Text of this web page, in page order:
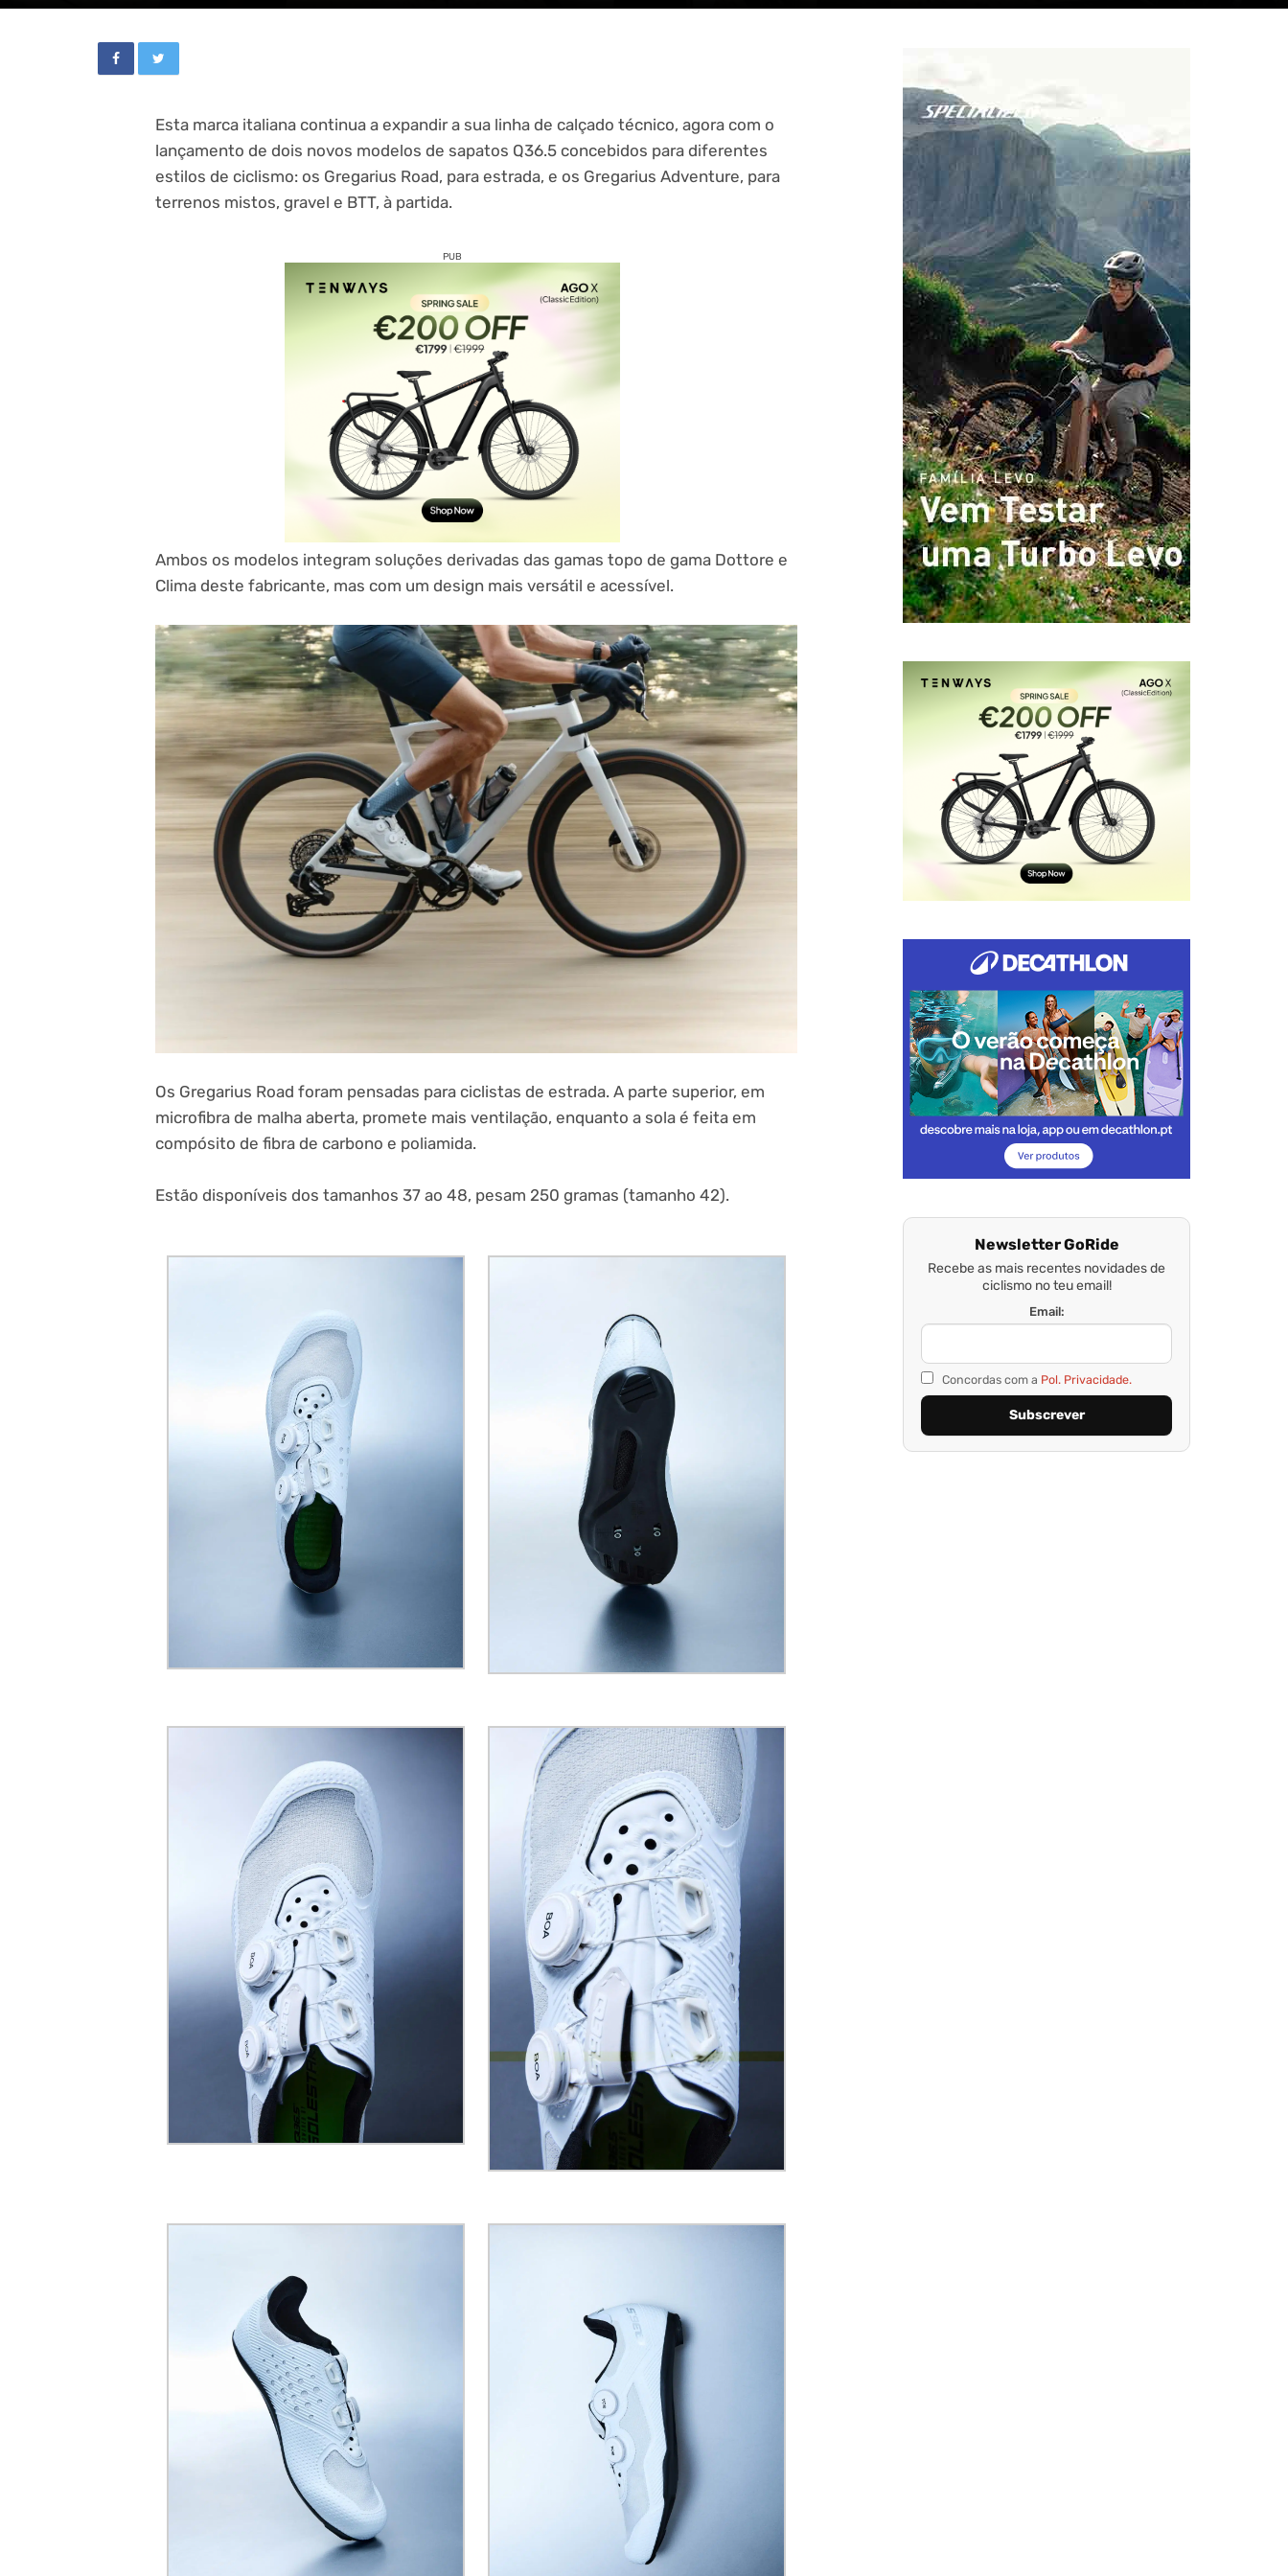
Esta marca italiana continua a expandir a sua linha de calçado técnico, agora com o
lançamento de dois novos modelos de sapatos Q36.5 concebidos para diferentes
estilos de ciclismo: os Gregarius Road, para estrada, e os Gregarius Adventure, para
terrenos mistos, gravel e BTT, à partida.
PUB
Ambos os modelos integram soluções derivadas das gamas topo de gama Dottore e
Clima deste fabricante, mas com um design mais versátil e acessível.
Os Gregarius Road foram pensadas para ciclistas de estrada. A parte superior, em
microfibra de malha aberta, promete mais ventilação, enquanto a sola é feita em
compósito de fibra de carbono e poliamida.
Estão disponíveis dos tamanhos 37 ao 48, pesam 250 gramas (tamanho 42).
Newsletter GoRide
Recebe as mais recentes novidades de
ciclismo no teu email!
Email:
Concordas com a Pol. Privacidade.